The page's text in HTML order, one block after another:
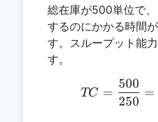
総在庫が500単位で
するのにかかる時間
す。スループット能
す。
TC =
250
500
=